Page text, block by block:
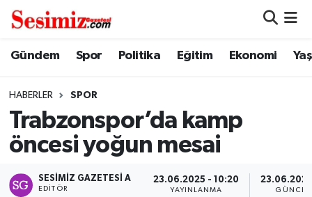
Gündem Spor Politika Eğitim Ekonomi
HABERLER SPOR
Trabzonspor’da kamp
öncesi yoğun mesai
SESIMIZ GAZETESI A
EDITÖR
23.06.2025 - 10:20
YAYINLANMA
Dünya
Ekonomi
Gündem
Nöbetçi Eczaneler
Namaz Vakitleri
Trafik Durumu
Süper Lig Puan Durumu ve Fikstür